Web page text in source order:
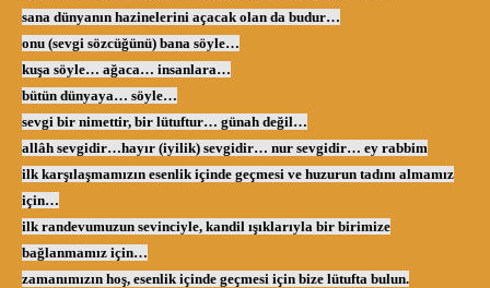
sana dünyanın hazinelerini açacak olan da budur…
onu (sevgi sözcüğünü) bana söyle…
kuşa söyle… ağaca… insanlara…
bütün dünyaya… söyle…
sevgi bir nimettir, bir lütuftur… günah değil…
allâh sevgidir…hayır (iyilik) sevgidir… nur sevgidir… ey rabbim
ilk karşılaşmamızın esenlik içinde geçmesi ve huzurun tadını almamız
için…
ilk randevumuzun sevinciyle, kandil ışıklarıyla bir birimize
bağlanmamız için…
zamanımızın hoş, esenlik içinde geçmesi için bize lütufta bulun.